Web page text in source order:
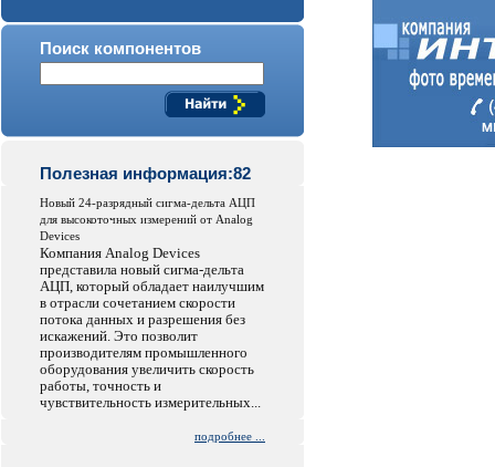
Поиск компонентов
Полезная информация:82
Новый 24-разрядный сигма-дельта АЦП
для высокоточных измерений от Analog
Devices
Компания Analog Devices
представила новый сигма-дельта
АЦП, который обладает наилучшим
в отрасли сочетанием скорости
потока данных и разрешения без
искажений. Это позволит
производителям промышленного
оборудования увеличить скорость
работы, точность и
чувствительность измерительных...
подробнее ...